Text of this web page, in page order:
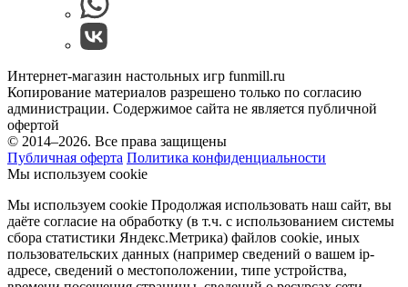
Интернет-магазин настольных игр funmill.ru
Копирование материалов разрешено только по согласию
администрации. Содержимое сайта не является публичной
офертой
© 2014–2026. Все права защищены
Публичная оферта Политика конфиденциальности
Мы используем cookie
Мы используем cookie Продолжая использовать наш cайт, вы
даёте согласие на обработку (в т.ч. с использованием системы
сбора статистики Яндекс.Метрика) файлов cookie, иных
пользовательских данных (например сведений о вашем ip-
адресе, сведений о местоположении, типе устройства,